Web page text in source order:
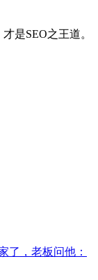
是SEO之王道。